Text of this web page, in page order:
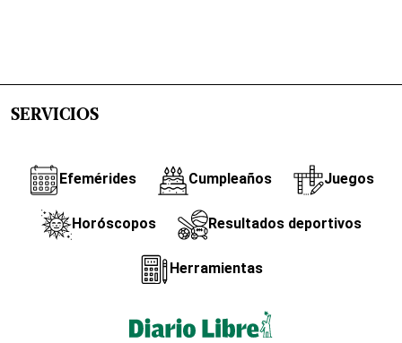
SERVICIOS
Efemérides Cumpleaños Juegos
Horóscopos Resultados deportivos
Herramientas